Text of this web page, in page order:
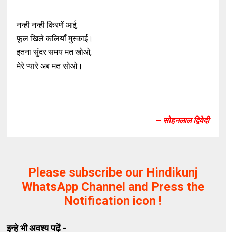
नन्ही नन्ही किरणें आई,
फूल खिले कलियाँ मुस्काई।
इतना सुंदर समय मत खोओ,
मेरे प्यारे अब मत सोओ।
— सोहनलाल द्विवेदी
Please subscribe our Hindikunj
WhatsApp Channel and Press the
Notification icon !
इन्हे भी अवश्य पढ़ें -